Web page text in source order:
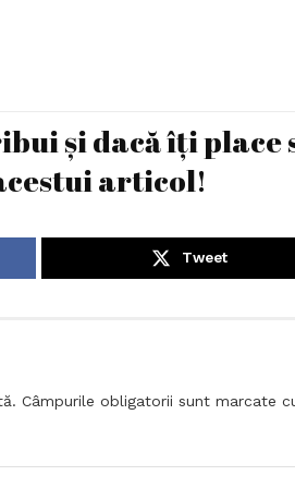
și dacă îți place
articol!
Tweet
Câmpurile obligatorii sunt marcate